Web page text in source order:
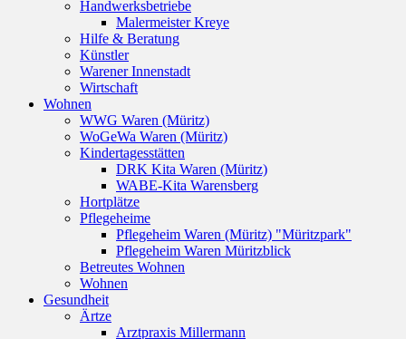
Handwerksbetriebe
Malermeister Kreye
Hilfe & Beratung
Künstler
Warener Innenstadt
Wirtschaft
Wohnen
WWG Waren (Müritz)
WoGeWa Waren (Müritz)
Kindertagesstätten
DRK Kita Waren (Müritz)
WABE-Kita Warensberg
Hortplätze
Pflegeheime
Pflegeheim Waren (Müritz) "Müritzpark"
Pflegeheim Waren Müritzblick
Betreutes Wohnen
Wohnen
Gesundheit
Ärtze
Arztpraxis Millermann